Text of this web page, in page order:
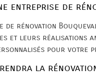
entreprise de
de rénovation
et leurs réalisations
pour votre
la